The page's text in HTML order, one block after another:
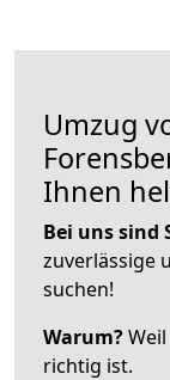
Umzug
Ihnen
Bei uns sind
zuverlässige
suchen!
Warum?
richtig ist.